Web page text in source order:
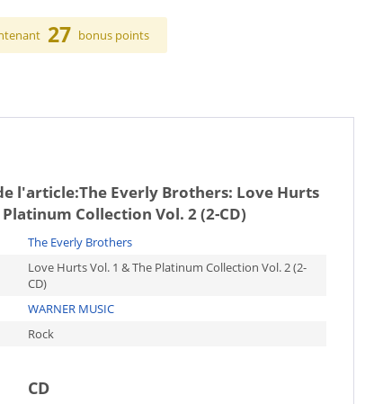
27 bonus points
l'article:The Everly Brothers: Love Hurts
Collection Vol. 2 (2-CD)
The Everly Brothers
Love Hurts Vol. 1 & The Platinum Collection Vol. 2 (2-
CD)
WARNER MUSIC
Rock
CD